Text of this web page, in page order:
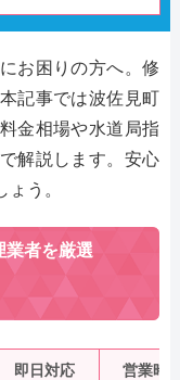
お困りの方へ。修
記事では波佐見町
金相場や水道局指
解説します。安心
う。
業者を厳選
即日対応 営業時